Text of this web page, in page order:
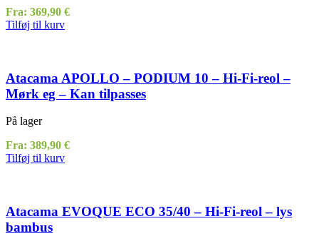
Fra: 369,90 €
Tilføj til kurv
Atacama APOLLO – PODIUM 10 – Hi-Fi-reol –
Mørk eg – Kan tilpasses
På lager
Fra: 389,90 €
Tilføj til kurv
Atacama EVOQUE ECO 35/40 – Hi-Fi-reol – lys
bambus